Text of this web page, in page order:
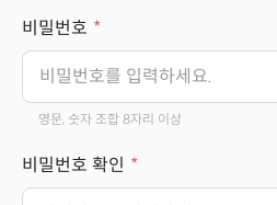
비밀번호
영문, 숫자 조합 8자리 이상
비밀번호 확인